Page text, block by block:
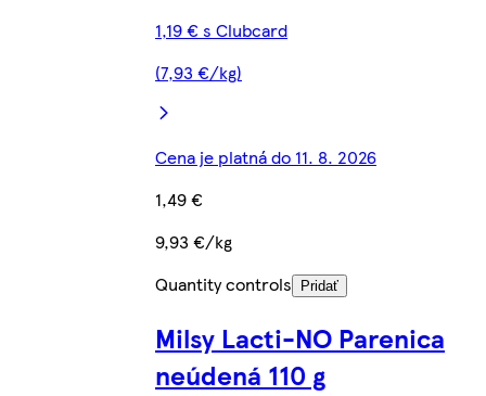
1,19 € s Clubcard
(7,93 €/kg)
Cena je platná do 11. 8. 2026
1,49 €
9,93 €/kg
Quantity controls
Pridať
Milsy Lacti-NO Parenica
neúdená 110 g